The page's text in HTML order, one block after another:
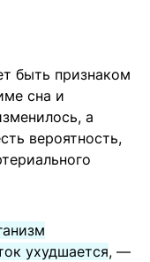
быть признаком
сна и
а
вероятность,
ухудшается, —